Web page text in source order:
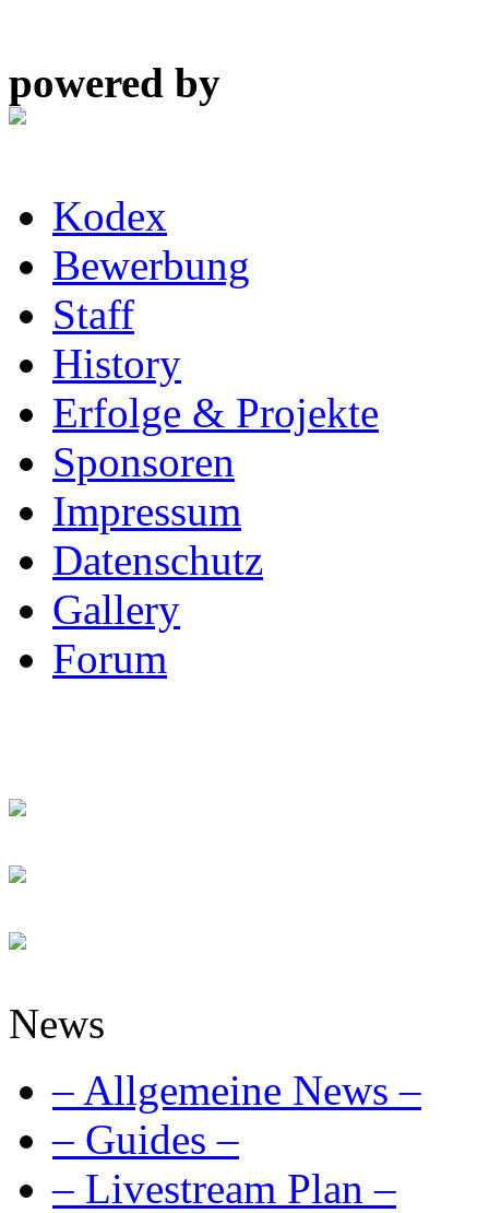
powered by
Kodex
Bewerbung
Staff
History
Erfolge & Projekte
Sponsoren
Impressum
Datenschutz
Gallery
Forum
News
– Allgemeine News –
– Guides –
– Livestream Plan –